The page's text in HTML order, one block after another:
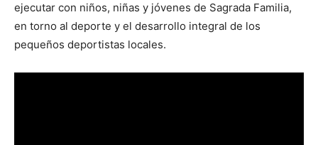
ejecutar con niños, niñas y jóvenes de Sagrada Familia,
en torno al deporte y el desarrollo integral de los
pequeños deportistas locales.